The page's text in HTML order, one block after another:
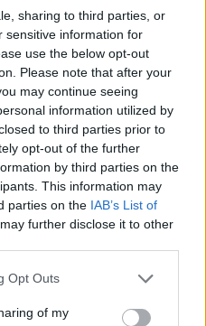
sharing to third parties, or
sensitive information for
use the below opt-out
Please note that after your
may continue seeing
information utilized by
to third parties prior to
opt-out of the further
by third parties on the
This information may
parties on the IAB’s List of
further disclose it to other
uses one or more Google
behaviour. You may click to
Opt Outs
of my
από εισηγήσεις
Συντακτική
Flash.gr